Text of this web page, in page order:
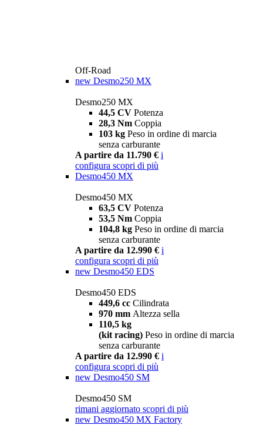
Off-Road
new Desmo250 MX
Desmo250 MX
44,5 CV Potenza
28,3 Nm Coppia
103 kg Peso in ordine di marcia
senza carburante
A partire da 11.790 € i
configura scopri di più
Desmo450 MX
Desmo450 MX
63,5 CV Potenza
53,5 Nm Coppia
104,8 kg Peso in ordine di marcia
senza carburante
A partire da 12.990 € i
configura scopri di più
new Desmo450 EDS
Desmo450 EDS
449,6 cc Cilindrata
970 mm Altezza sella
110,5 kg
(kit racing) Peso in ordine di marcia
senza carburante
A partire da 12.990 € i
configura scopri di più
new Desmo450 SM
Desmo450 SM
rimani aggiornato scopri di più
new Desmo450 MX Factory